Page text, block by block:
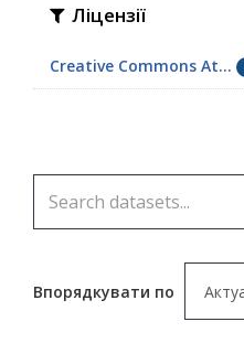
Ліцензії
Creative Commons At...
Впорядкувати по